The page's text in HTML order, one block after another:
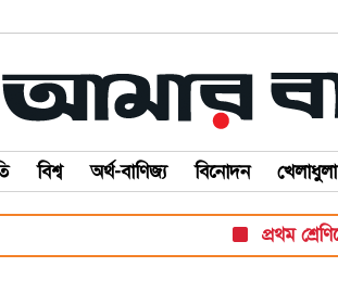
বিশ্ব অর্থ-বাণিজ্য বিনোদন খেলাধুলা
প্রথম শ্রেণিতে